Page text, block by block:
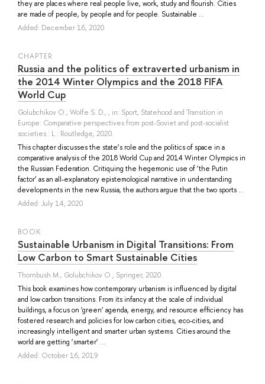
they are places where real people live, work, study and flourish. Cities
are made of people, by people and for people. Sustainable ...
Added: December 16, 2020
СHAPTER
Russia and the politics of extraverted urbanism in
the 2014 Winter Olympics and the 2018 FIFA
World Cup
Golubchikov O., Wolfe S. D., , in: Sport, Statehood and Transition in
Europe: Comparative perspectives from post-Soviet and post-socialist
societies.: L.: Routledge, 2020.
This chapter discusses the state’s role and the politics of space in a
comparative analysis of the 2018 World Cup and 2014 Winter Olympics in
the Russian Federation. Critiquing the hegemonic use of ‘the Putin
factor’ as an all-explanatory epistemological narrative in understanding
developments in the new Russia, the authors argue that the two sports ...
Added: July 14, 2020
BOOK
Sustainable Urbanism in Digital Transitions: From
Low Carbon to Smart Sustainable Cities
Thornbush M., Golubchikov O., Springer, 2020.
This book examines how contemporary urbanism is influenced by digital
and low carbon transitions. From its infancy at the scale of individual
buildings, a focus on ‘green’ agenda, energy, and resource efficiency has
fostered research and policies for low carbon cities, eco-cities, and
increasingly intelligent and smarter urban systems. Cities around the
world are getting ‘smarter’ ...
Added: October 16, 2019